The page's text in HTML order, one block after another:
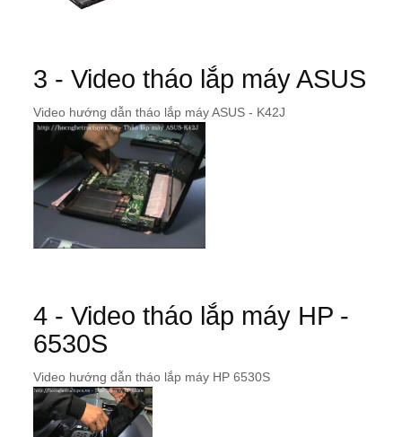
3 - Video tháo lắp máy ASUS
Video hướng dẫn tháo lắp máy ASUS - K42J
4 - Video tháo lắp máy HP -
6530S
Video hướng dẫn tháo lắp máy HP 6530S